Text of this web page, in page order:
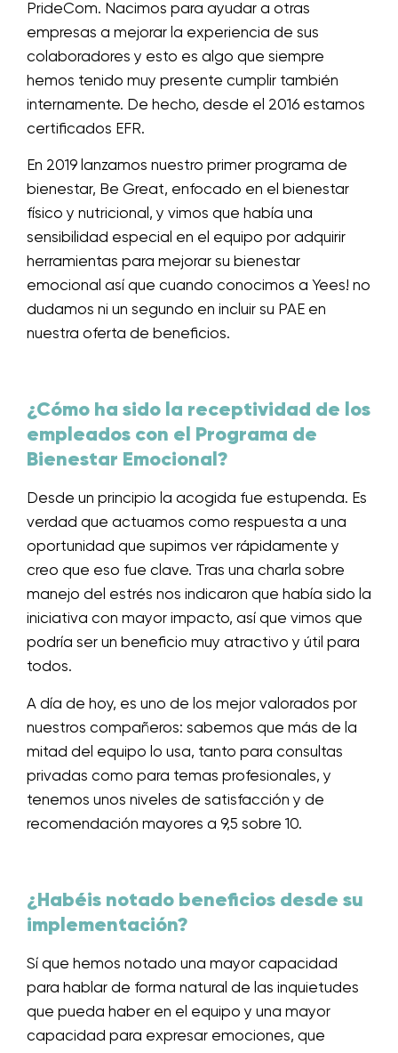
PrideCom. Nacimos para ayudar a otras
empresas a mejorar la experiencia de sus
colaboradores y esto es algo que siempre
hemos tenido muy presente cumplir también
internamente. De hecho, desde el 2016 estamos
certificados EFR.
En 2019 lanzamos nuestro primer programa de
bienestar, Be Great, enfocado en el bienestar
físico y nutricional, y vimos que había una
sensibilidad especial en el equipo por adquirir
herramientas para mejorar su bienestar
emocional así que cuando conocimos a Yees! no
dudamos ni un segundo en incluir su PAE en
nuestra oferta de beneficios.
¿Cómo ha sido la receptividad de los
empleados con el Programa de
Bienestar Emocional?
Desde un principio la acogida fue estupenda. Es
verdad que actuamos como respuesta a una
oportunidad que supimos ver rápidamente y
creo que eso fue clave. Tras una charla sobre
manejo del estrés nos indicaron que había sido la
iniciativa con mayor impacto, así que vimos que
podría ser un beneficio muy atractivo y útil para
todos.
A día de hoy, es uno de los mejor valorados por
nuestros compañeros: sabemos que más de la
mitad del equipo lo usa, tanto para consultas
privadas como para temas profesionales, y
tenemos unos niveles de satisfacción y de
recomendación mayores a 9,5 sobre 10.
¿Habéis notado beneficios desde su
implementación?
Sí que hemos notado una mayor capacidad
para hablar de forma natural de las inquietudes
que pueda haber en el equipo y una mayor
capacidad para expresar emociones, que